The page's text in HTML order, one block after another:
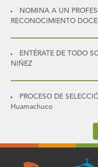
NOMINA A UN
RECONOCIMIENTO
ENTÉRATE DE TODO
NIÑEZ
PROCESO DE
Huamachuco